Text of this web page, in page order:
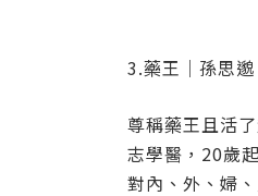
3.藥王｜孫思邈
尊稱藥王且活
志學醫，20歲
對內、外、婦